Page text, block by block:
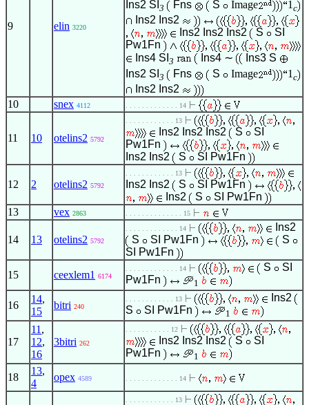
9 elin 3220
Ins2 SI 3 Fns S Image 1 c
Ins2 Ins2
Ins2 Ins2 Ins2 S
SI
Pw1Fn
Ins4 SI 3 Ins4 ∼ Ins3 S
Ins2 SI 3 Fns S Image 1 c
Ins2 Ins2
10
snex 4112 . . . . . . . . . . . . . 14
11 10 otelins2 5792
. . . . . . . . . . . . 13
Ins2 Ins2 Ins2 S
SI
Pw1Fn
Ins2 Ins2 S SI Pw1Fn
12 2 otelins2 5792
. . . . . . . . . . . . 13
Ins2 Ins2 S SI
Pw1Fn
Ins2
S SI
Pw1Fn
13
vex 2863 . . . . . . . . . . . . . . 15
14 13 otelins2 5792
. . . . . . . . . . . . . 14
Ins2
S
SI Pw1Fn
S
SI
Pw1Fn
15
ceexlem1 6174
. . . . . . . . . . . . . 14 S
SI
Pw1Fn
1
16
14,
15
bitri 240
. . . . . . . . . . . . 13
Ins2
S
SI Pw1Fn 1
17
11 ,
12,
16
3bitri 262
. . . . . . . . . . . 12
Ins2 Ins2 Ins2 S
SI
Pw1Fn
1
18
13,
4
opex 4589 . . . . . . . . . . . . . 14
. . . . . . . . . . . . 13